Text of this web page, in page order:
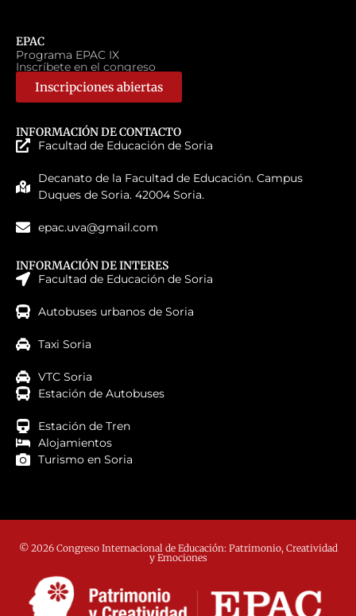
EPAC
Programa EPAC IX
Inscríbete en el congreso
Inscripciones abiertas
INFORMACIÓN DE CONTACTO
Facultad de Educación de Soria
Decanato de la Facultad de Educación. Campus
Duques de Soria. 42004 Soria.
epac.uva@gmail.com
INFORMACIÓN DE INTERES
Facultad de Educación de Soria
Autobuses urbanos de Soria
Taxi Soria
VTC Soria
Estación de Autobuses
Estación de Tren
Alojamientos
Turismo en Soria
© 2026 Congreso Internacional de Educación: Patrimonio, Creatividad
y Emociones